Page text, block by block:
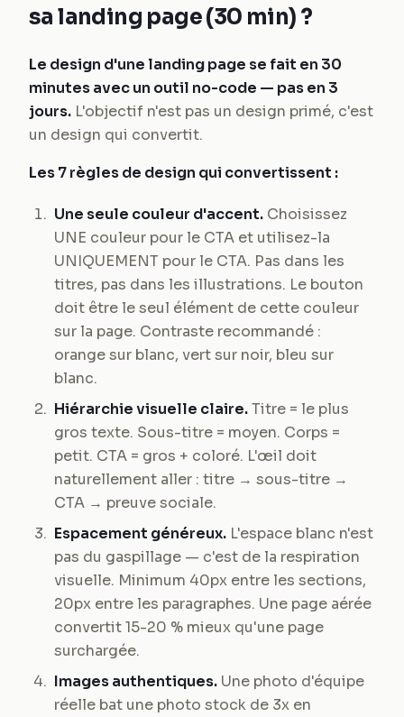
sa landing page (30 min) ?
Le design d'une landing page se fait en 30
minutes avec un outil no-code — pas en 3
jours. L'objectif n'est pas un design primé, c'est
un design qui convertit.
Les 7 règles de design qui convertissent :
Une seule couleur d'accent. Choisissez
UNE couleur pour le CTA et utilisez-la
UNIQUEMENT pour le CTA. Pas dans les
titres, pas dans les illustrations. Le bouton
doit être le seul élément de cette couleur
sur la page. Contraste recommandé :
orange sur blanc, vert sur noir, bleu sur
blanc.
Hiérarchie visuelle claire.Titre = le plus
gros texte. Sous-titre = moyen. Corps =
petit. CTA = gros + coloré. L'œil doit
naturellement aller : titre → sous-titre →
CTA → preuve sociale.
Espacement généreux. L'espace blanc n'est
pas du gaspillage — c'est de la respiration
visuelle. Minimum 40px entre les sections,
20px entre les paragraphes. Une page aérée
convertit 15-20 % mieux qu'une page
surchargée.
Images authentiques. Une photo d'équipe
réelle bat une photo stock de 3x en